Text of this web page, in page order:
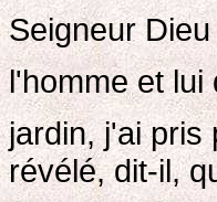
Seigneur
l'homme et
jardin, j'ai pris
révélé, dit-il,